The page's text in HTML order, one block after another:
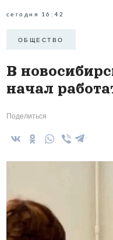
сегодня 16:42
ОБЩЕСТВО
В
начал
Поделиться